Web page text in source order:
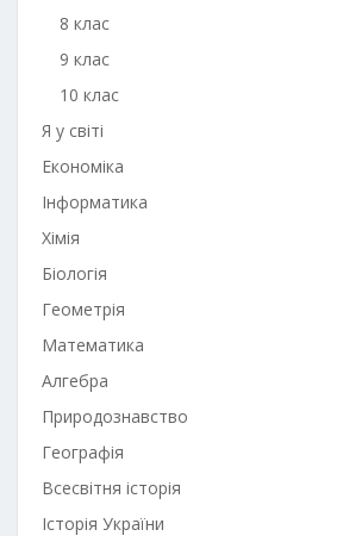
8 клас
9 клас
10 клас
Я у світі
Економіка
Інформатика
Хімія
Біологія
Геометрія
Математика
Алгебра
Природознавство
Географія
Всесвітня історія
Історія України